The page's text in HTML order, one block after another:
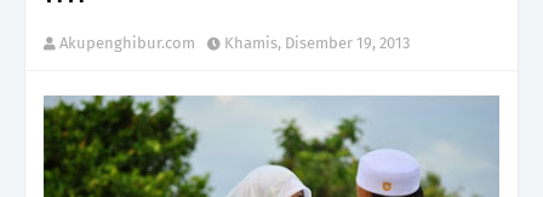
Akupenghibur.com Khamis, Disember 19, 2013